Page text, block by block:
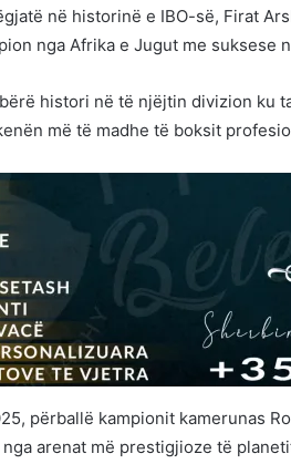
në historinë e IBO-së, Firat
nga Afrika e Jugut me suksese
histori në të njëjtin divizion ku
më të madhe të boksit
përballë kampionit kamerunas
arenat më prestigjioze të